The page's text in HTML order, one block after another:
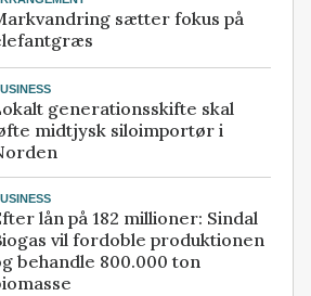
sætter fokus på
generationsskifte skal
midtjysk siloimportør i
lån på 182 millioner: Sindal
vil fordoble produktionen
behandle 800.000 ton